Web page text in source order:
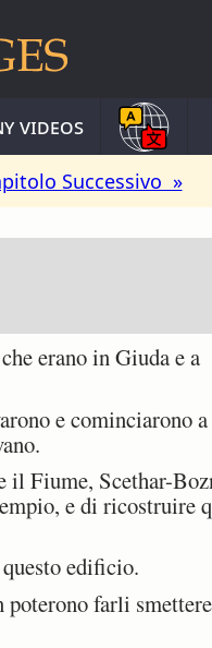
videos
Successivo »
erano in Giuda e a
e cominciarono
il Fiume, Scethar-
e di ricostruire
edificio.
farli